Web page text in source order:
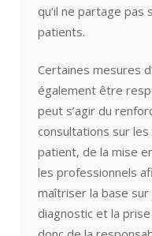
qu’il ne partage pas
patients.
Certaines mesures
également être
peut s’agir du
consultations sur
patient, de la mise
les professionnels
maîtriser la base
diagnostic et la